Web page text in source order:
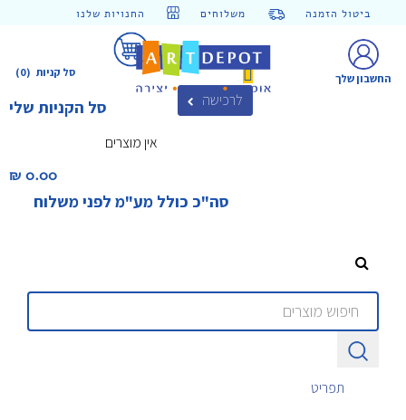
ביטול הזמנה משלוחים החנויות שלנו
(0) סל קניות
סל הקניות שלי לרכישה
אין מוצרים
0.00 ₪‎
סה"כ כולל מע"מ לפני משלוח
החשבון שלך
תפריט